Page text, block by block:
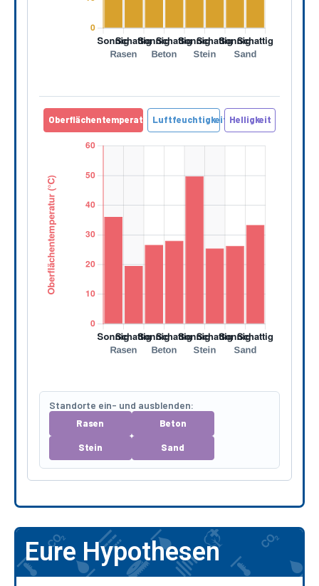
Oberflächentemperatur Luftfeuchtigkeit Helligkeit
Standorte ein- und ausblenden:
Rasen Beton
Stein Sand
Eure Hypothesen